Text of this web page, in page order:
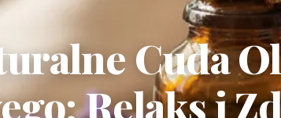
Cuda
Relaks i